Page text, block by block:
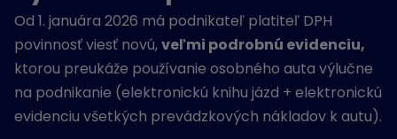
Od 1. januára 2026 má podnikateľ platiteľ DPH
povinnosť viesť novú,veľmi podrobnú evidenciu,
ktorou preukáže používanie osobného auta výlučne
na podnikanie (elektronickú knihu jázd + elektronickú
evidenciu všetkých prevádzkových nákladov k autu).